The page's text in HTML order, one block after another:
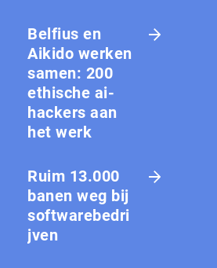
Belfius en
Aikido werken
samen: 200
ethische ai-
hackers aan
het werk
Ruim 13.000
banen weg bij
softwarebedri
jven